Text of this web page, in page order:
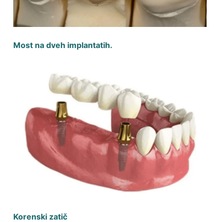
Most na dveh implantatih.
Korenski zatič